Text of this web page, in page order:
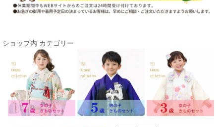
ショップ内 カテゴリー